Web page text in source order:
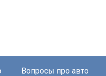
Вопросы про авто